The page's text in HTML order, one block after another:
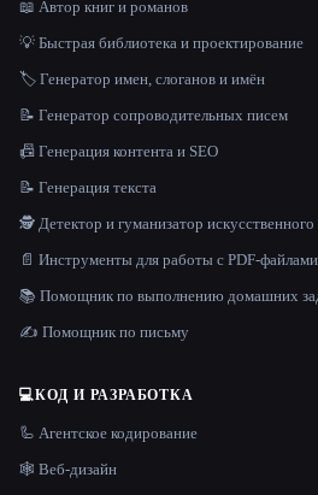
📖 Автор книг и романов
💡 Быстрая библиотека и проектирование
🏷️ Генератор имен, слоганов и имён
📝 Генератор сопроводительных писем
📠 Генерация контента и SEO
📝 Генерация текста
🕵️ Детектор и гуманизатор искусственного
📄 Инструменты для работы с PDF-
📚 Помощник по выполнению домашних
✍️ Помощник по письму
💻КОД И РАЗРАБОТКА
🦾 Агентское кодирование
🕸 Веб-дизайн